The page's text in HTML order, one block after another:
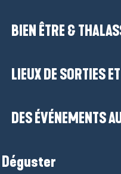
BIEN ÊTRE &
LIEUX DE SORTIES
DES ÉVÉNEMENTS
Déguster
Guérande